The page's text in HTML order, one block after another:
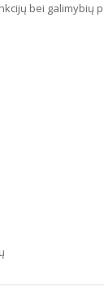
bei galimybių